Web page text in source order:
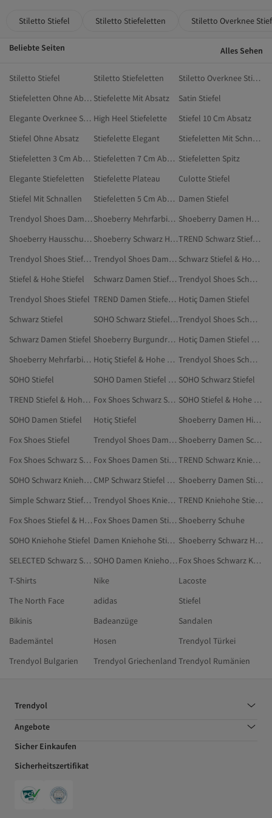
Stiletto Stiefel Stiletto Stiefeletten Stiletto Overknee
Beliebte Seiten Alles Sehen
Stiletto Stiefel Stiletto Stiefeletten
Stiletto Overknee Stiefel
Stiefeletten Ohne Absatz Stiefelette Mit Absatz
Satin Stiefel
Elegante Overknee Stiefel High Heel Stiefelette
Stiefel 10 Cm Absatz
Stiefel Ohne Absatz
Stiefelette Elegant
Stiefeletten Mit Schnallen
Stiefeletten 3 Cm Absatz
Stiefeletten 7 Cm Absatz Stiefeletten Spitz
Elegante Stiefeletten
Stiefelette Plateau
Culotte Stiefel
Stiefel Mit Schnallen
Stiefeletten 5 Cm Absatz Damen Stiefel
Trendyol Shoes Damen Stiefel & Hohe Stiefel
Shoeberry Mehrfarbig Stiefel & Hohe Stiefel
Shoeberry Damen Hausschuhe & Hausstiefel
Shoeberry Hausschuhe & Hausstiefel
Shoeberry Schwarz Hausschuhe & Hausstiefel
TREND Schwarz Stiefel & Hohe Stiefel
Trendyol Shoes Stiefel & Hohe Stiefel
Trendyol Shoes Damen Stiefel
Schwarz Stiefel & Hohe Stiefel
Stiefel & Hohe Stiefel
Schwarz Damen Stiefel & Hohe Stiefel
Trendyol Shoes Schwarz Stiefel & Hohe Stiefel
Trendyol Shoes Stiefel
TREND Damen Stiefel & Hohe Stiefel Hotiç Damen Stiefel
Schwarz Stiefel
SOHO Schwarz Stiefel & Hohe Stiefel
Trendyol Shoes Schwarz Stiefel
Schwarz Damen Stiefel
Shoeberry Burgundrot Kniehohe Stiefel
Hotiç Damen Stiefel & Hohe Stiefel
Shoeberry Mehrfarbig Kniehohe Stiefel
Hotiç Stiefel & Hohe Stiefel
Trendyol Shoes Schwarz Kniehohe Stiefel
SOHO Stiefel
SOHO Damen Stiefel & Hohe Stiefel SOHO Schwarz Stiefel
TREND Stiefel & Hohe Stiefel
Fox Shoes Schwarz Stiefel & Hohe Stiefel
SOHO Stiefel & Hohe Stiefel
SOHO Damen Stiefel
Hotiç Stiefel
Shoeberry Damen High Heels
Fox Shoes Stiefel
Trendyol Shoes Damen Kniehohe Stiefel
Shoeberry Damen Schuhe
Fox Shoes Schwarz Stiefel
Fox Shoes Damen Stiefel & Hohe Stiefel
TREND Schwarz Kniehohe Stiefel
SOHO Schwarz Kniehohe Stiefel
CMP Schwarz Stiefel & Hohe Stiefel
Shoeberry Damen Stilettos
Simple Schwarz Stiefel & Hohe Stiefel
Trendyol Shoes Kniehohe Stiefel
TREND Kniehohe Stiefel
Fox Shoes Stiefel & Hohe Stiefel
Fox Shoes Damen Stiefel Shoeberry Schuhe
SOHO Kniehohe Stiefel
Damen Kniehohe Stiefel
Shoeberry Schwarz High Heels
SELECTED Schwarz Stiefel & Hohe Stiefel
SOHO Damen Kniehohe Stiefel
Fox Shoes Schwarz Kniehohe Stiefel
T-Shirts
Nike
Lacoste
The North Face
adidas
Stiefel
Bikinis
Badeanzüge
Sandalen
Bademäntel
Hosen
Trendyol Türkei
Trendyol Bulgarien
Trendyol Griechenland Trendyol Rumänien
Trendyol
Angebote
Sicher Einkaufen
Sicherheitszertifikat